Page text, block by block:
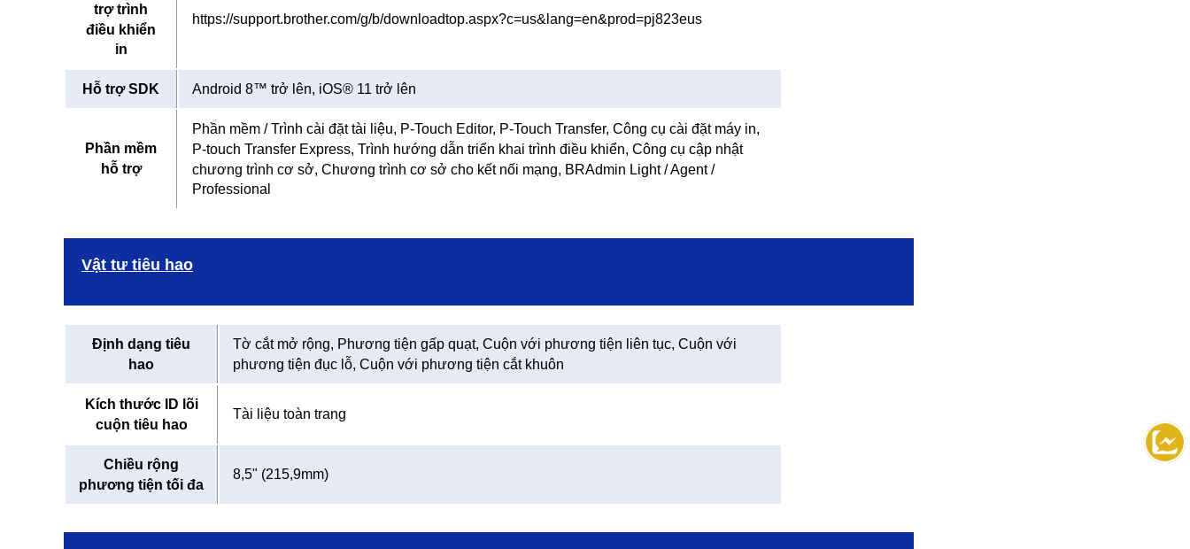
trợ trình
điều khiển
in
https://support.brother.com/g/b/downloadtop.aspx?c=us&lang=en&prod=pj823eus
Hỗ trợ SDK Android 8™ trở lên, iOS® 11 trở lên
Phần mềm
hỗ trợ
Phần mềm / Trình cài đặt tài liệu, P-Touch Editor, P-Touch Transfer, Công cụ cài đặt máy in,
P-touch Transfer Express, Trình hướng dẫn triển khai trình điều khiển, Công cụ cập nhật
chương trình cơ sở, Chương trình cơ sở cho kết nối mạng, BRAdmin Light / Agent /
Professional
Vật tư tiêu hao
Định dạng tiêu
hao
Tờ cắt mở rộng, Phương tiện gấp quạt, Cuộn với phương tiện liên tục, Cuộn với
phương tiện đục lỗ, Cuộn với phương tiện cắt khuôn
Kích thước ID lõi
cuộn tiêu hao
Tài liệu toàn trang
Chiều rộng
phương tiện tối đa
8,5" (215,9mm)